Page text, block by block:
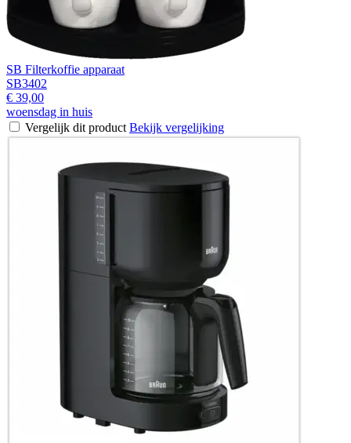
SB Filterkoffie apparaat
SB3402
€ 39,00
woensdag in huis
Vergelijk dit product Bekijk vergelijking